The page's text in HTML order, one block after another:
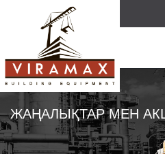
ЖАҢАЛЫҚТАР МЕН